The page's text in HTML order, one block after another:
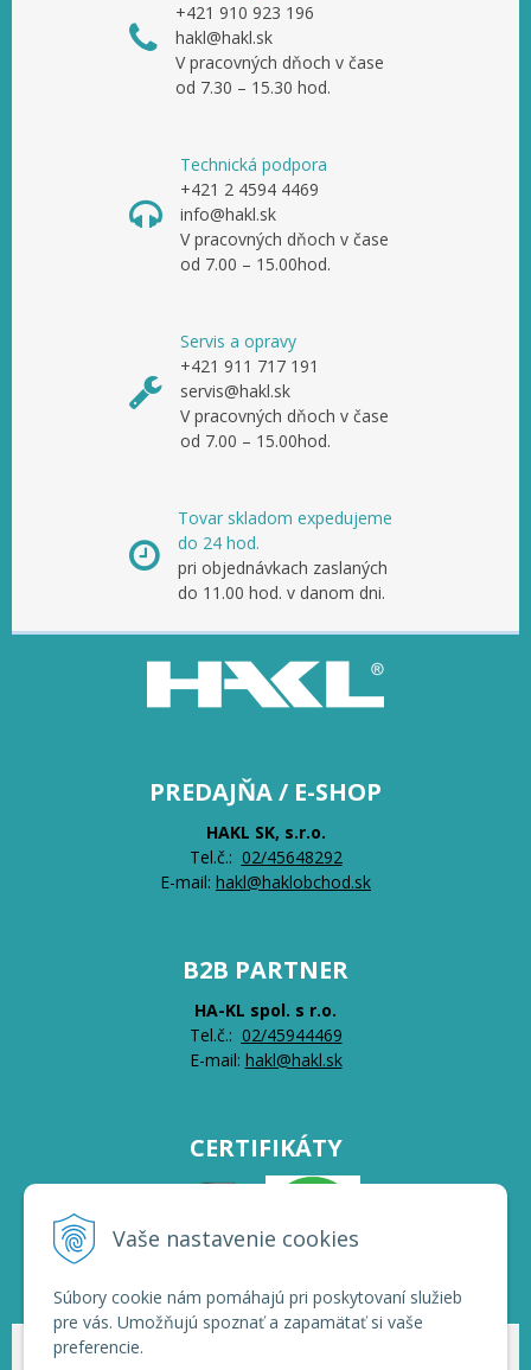
Vaše nastavenie cookies
Súbory cookie nám pomáhajú pri poskytovaní služieb
pre vás. Umožňujú spoznať a zapamätať si vaše
preferencie.
+421 910 923 196
hakl@hakl.sk
V pracovných dňoch v čase
od 7.30 – 15.30 hod.
Technická podpora
+421 2 4594 4469
info@hakl.sk
V pracovných dňoch v čase
od 7.00 – 15.00hod.
Servis a opravy
+421 911 717 191
servis@hakl.sk
V pracovných dňoch v čase
od 7.00 – 15.00hod.
Tovar skladom expedujeme
do 24 hod.
pri objednávkach zaslaných
do 11.00 hod. v danom dni.
PREDAJŇA / E-SHOP
HAKL SK, s.r.o.
Tel.č.: 02/45648292
E-mail: hakl@haklobchod.sk
B2B PARTNER
HA-KL spol. s r.o.
Tel.č.: 02/45944469
E-mail: hakl@hakl.sk
CERTIFIKÁTY
© 2026 HAKL | Veľkoobchod •